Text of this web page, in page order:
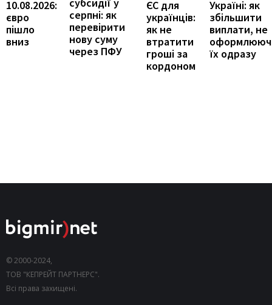
10.08.2026:
євро
пішло
вниз
субсидії у
серпні: як
перевірити
нову суму
через ПФУ
ЄС для
українців:
як не
втратити
гроші за
кордоном
Україні: як
збільшити
виплати, не
їх одразу
© 2000-2024,
ТОВ "КЕПРЕЙТ ПАРТНЕРС".
Всі права захищені.